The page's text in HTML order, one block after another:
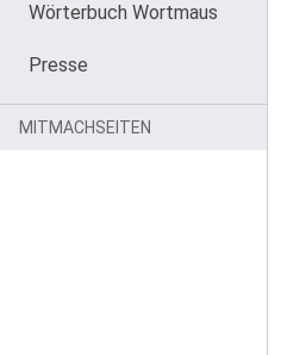
Wörterbuch Wortmaus
Presse
MITMACHSEITEN